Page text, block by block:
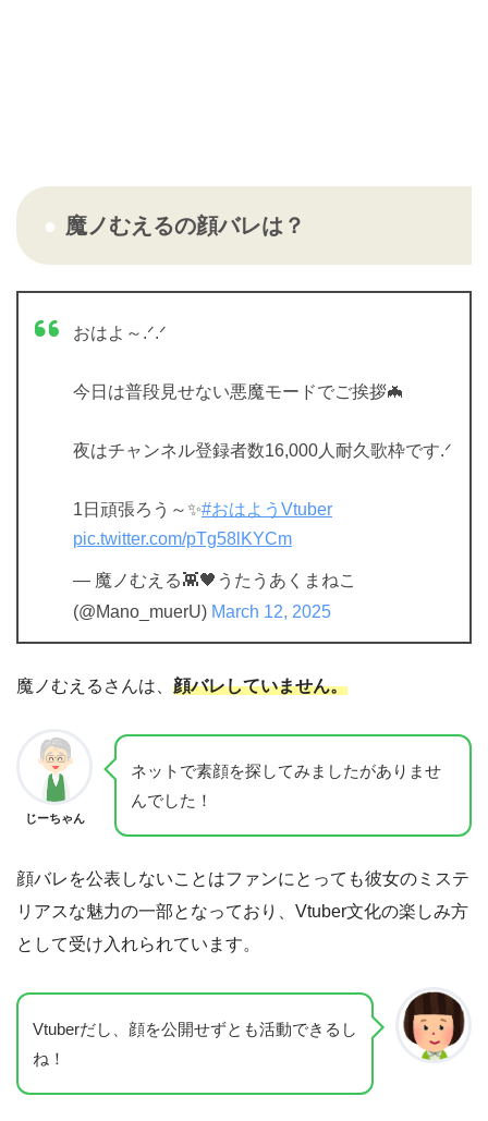
魔ノむえるの顔バレは？
おはよ～.ᐟ.ᐟ
今日は普段見せない悪魔モードでご挨拶🦇
夜はチャンネル登録者数16,000人耐久歌枠です.ᐟ
1日頑張ろう～✨#おはようVtuber
pic.twitter.com/pTg58lKYCm
— 魔ノむえる👾🖤うたうあくまねこ
(@Mano_muerU) March 12, 2025
魔ノむえるさんは、 顔バレしていません。
じーちゃん
ネットで素顔を探してみましたがありませ
んでした！
顔バレを公表しないことはファンにとっても彼女のミステ
リアスな魅力の一部となっており、Vtuber文化の楽しみ方
として受け入れられています。
Vtuberだし、顔を公開せずとも活動できるし
ね！